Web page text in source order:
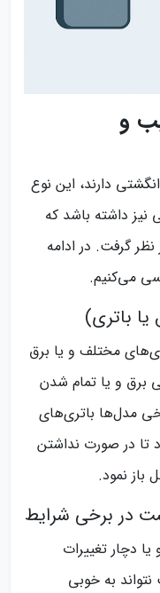
و
دارند، این نوع
داشته باشد که
گرفت. در ادامه
می‌کنیم.
مختلف و یا برق
و یا تمام شدن
مدل‌ها باتری‌های
تا در صورت نداشتن
باز نمود.
دچار تغییرات
به خوبی